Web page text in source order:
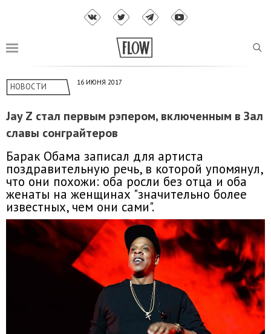
НОВОСТИ 16 ИЮНЯ 2017
Jay Z стал первым рэпером, включенным в Зал
славы сонграйтеров
Барак Обама записал для артиста
поздравительную речь, в которой упомянул,
что они похожи: оба росли без отца и оба
женаты на женщинах "значительно более
известных, чем они сами".